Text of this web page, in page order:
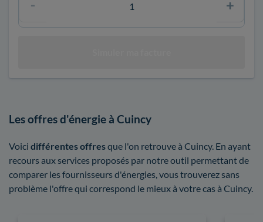
Les offres d'énergie à Cuincy
Voici différentes offresque l'on retrouve à Cuincy. En ayant
recours aux services proposés par notre outil permettant de
comparer les fournisseurs d'énergies, vous trouverez sans
problème l'offre qui correspond le mieux à votre cas à Cuincy.